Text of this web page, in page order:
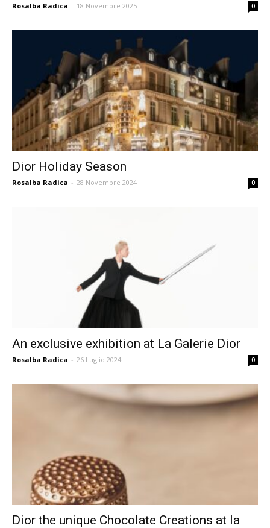
Rosalba Radica - 18 Novembre 2025 0
Dior Holiday Season
Rosalba Radica - 28 Novembre 2024 0
An exclusive exhibition at La Galerie Dior
Rosalba Radica - 26 Luglio 2024 0
Dior the unique Chocolate Creations at la